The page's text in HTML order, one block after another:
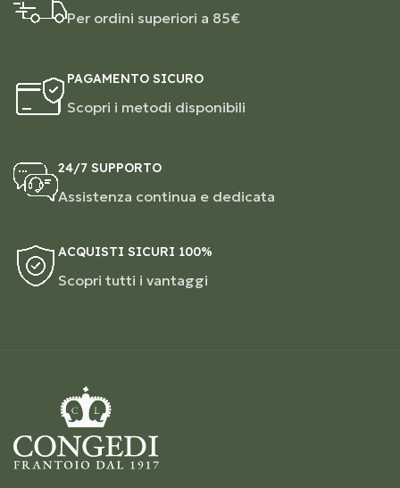
Per ordini superiori a 85€
PAGAMENTO SICURO
Scopri i metodi disponibili
24/7 SUPPORTO
Assistenza continua e dedicata
ACQUISTI SICURI 100%
Scopri tutti i vantaggi